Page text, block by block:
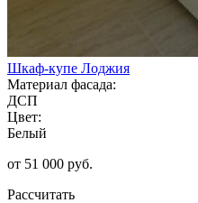
Шкаф-купе Лоджия
Материал фасада:
ДСП
Цвет:
Белый
от 51 000 руб.
Рассчитать